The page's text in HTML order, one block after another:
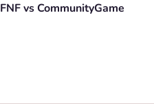
FNF vs CommunityGame